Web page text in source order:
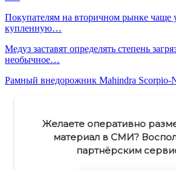
Покупателям на вторичном рынке чаще
купленную…
Медуз заставят определять степень
необычное…
Рамный внедорожник Mahindra Scorpio-N
Желаете оперативно
материал в СМИ?
партнёрским